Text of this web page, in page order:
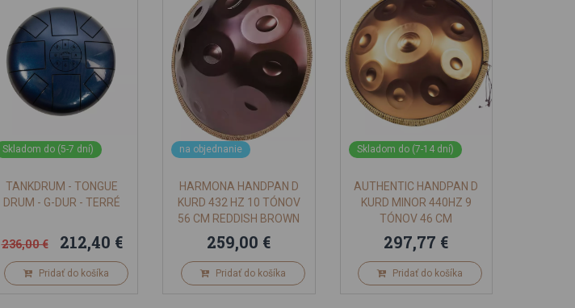
Skladom do (5-7 dní)
TANKDRUM - TONGUE
DRUM - G-DUR - TERRÉ
236,00 € 212,40 €
Pridať do košíka
na objednanie
HARMONA HANDPAN D
KURD 432 HZ 10 TÓNOV
56 CM REDDISH BROWN
259,00 €
Pridať do košíka
Skladom do (7-14 dní)
AUTHENTIC HANDPAN D
KURD MINOR 440HZ 9
TÓNOV 46 CM
297,77 €
Pridať do košíka